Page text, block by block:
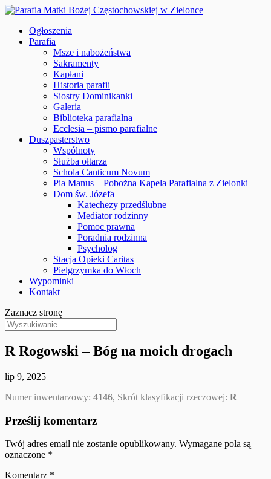
Ogłoszenia
Parafia
Msze i nabożeństwa
Sakramenty
Kapłani
Historia parafii
Siostry Dominikanki
Galeria
Biblioteka parafialna
Ecclesia – pismo parafialne
Duszpasterstwo
Wspólnoty
Służba ołtarza
Schola Canticum Novum
Pia Manus – Pobożna Kapela Parafialna z Zielonki
Dom św. Józefa
Katechezy przedślubne
Mediator rodzinny
Pomoc prawna
Poradnia rodzinna
Psycholog
Stacja Opieki Caritas
Pielgrzymka do Włoch
Wypominki
Kontakt
Zaznacz stronę
R Rogowski – Bóg na moich drogach
lip 9, 2025
Numer inwentarzowy: 4146, Skrót klasyfikacji rzeczowej: R
Prześlij komentarz
Twój adres email nie zostanie opublikowany. Wymagane pola są
oznaczone *
Komentarz *